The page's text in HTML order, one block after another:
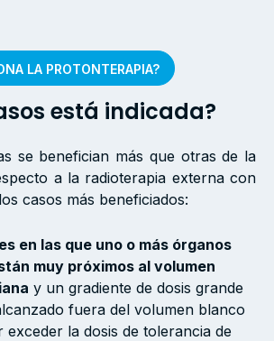
LA PROTONTERAPIA?
está indicada?
se benefician más que otras de la
a la radioterapia externa con
casos más beneficiados:
en las que uno o más órganos
muy próximos al volumen
y un gradiente de dosis grande
fuera del volumen blanco
exceder la dosis de tolerancia de